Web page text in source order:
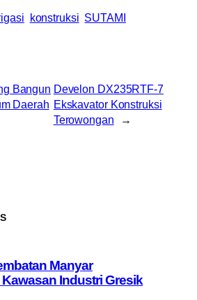
konstruksi SUTAMI
Bangun
Daerah
Develon DX235RTF-7
Ekskavator Konstruksi
Terowongan
→
Manyar
Industri Gresik